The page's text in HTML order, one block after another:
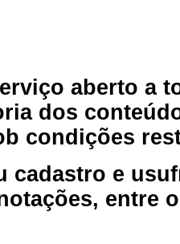
aberto a
dos
condições
cadastro e
entre